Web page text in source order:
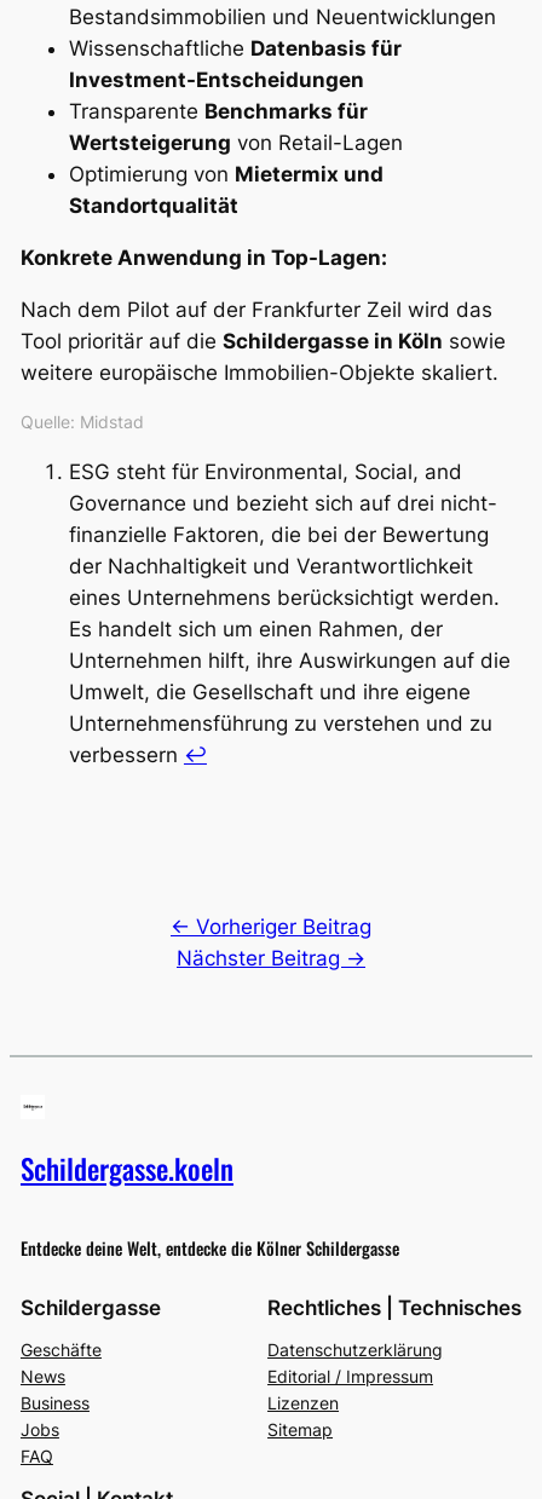
Bestandsimmobilien und Neuentwicklungen
Wissenschaftliche Datenbasis für
Investment-Entscheidungen
Transparente Benchmarks für
Wertsteigerung von Retail-Lagen
Optimierung von Mietermix und
Standortqualität
Konkrete Anwendung in Top-Lagen:
Nach dem Pilot auf der Frankfurter Zeil wird das
Tool prioritär auf die Schildergasse in Köln sowie
weitere europäische Immobilien-Objekte skaliert.
Quelle: Midstad
ESG steht für Environmental, Social, and
Governance und bezieht sich auf drei nicht-
finanzielle Faktoren, die bei der Bewertung
der Nachhaltigkeit und Verantwortlichkeit
eines Unternehmens berücksichtigt werden.
Es handelt sich um einen Rahmen, der
Unternehmen hilft, ihre Auswirkungen auf die
Umwelt, die Gesellschaft und ihre eigene
Unternehmensführung zu verstehen und zu
verbessern ↩︎
← Vorheriger Beitrag
Nächster Beitrag →
Schildergasse.koeln
Entdecke deine Welt, entdecke die Kölner Schildergasse
Schildergasse
Geschäfte
News
Business
Jobs
FAQ
Rechtliches | Technisches
Datenschutzerklärung
Editorial / Impressum
Lizenzen
Sitemap